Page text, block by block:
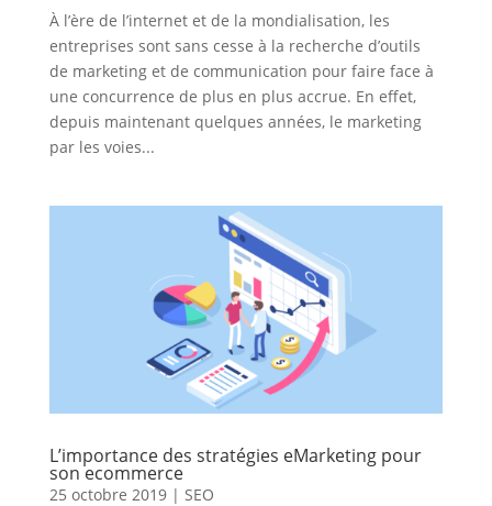
À l’ère de l’internet et de la mondialisation, les
entreprises sont sans cesse à la recherche d’outils
de marketing et de communication pour faire face à
une concurrence de plus en plus accrue. En effet,
depuis maintenant quelques années, le marketing
par les voies...
L’importance des stratégies eMarketing pour
son ecommerce
25 octobre 2019| SEO